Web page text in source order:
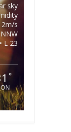
sky
2m/s
NNW
L 23
°